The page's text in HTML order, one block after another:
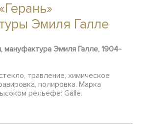
Эмиля Галле
мануфактура Эмиля Галле, 1904-
травление, химическое
полировка. Марка
рельефе: Galle.